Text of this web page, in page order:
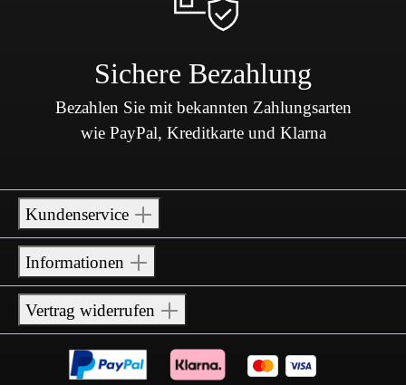
Sichere Bezahlung
Bezahlen Sie mit bekannten Zahlungsarten
wie PayPal, Kreditkarte und Klarna
Kundenservice
Informationen
Vertrag widerrufen